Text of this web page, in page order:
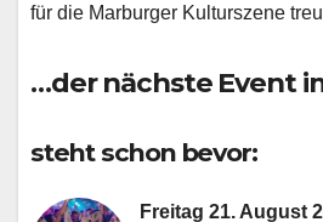
für die Marburger Kulturszene
…der nächste Event
steht schon bevor:
Freitag 21. August